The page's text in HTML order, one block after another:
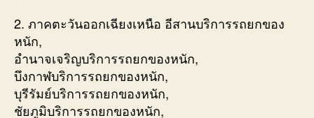
2. ภาคตะวันออกเฉียงเหนือ อีสานบริการรถยกของ
หนัก,
อำนาจเจริญบริการรถยกของหนัก,
บึงกาฬบริการรถยกของหนัก,
บุรีรัมย์บริการรถยกของหนัก,
ชัยภูมิบริการรถยกของหนัก,